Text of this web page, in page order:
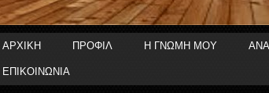
ΑΡΧΙΚΗ ΠΡΟΦΙΛ Η ΓΝΩΜΗ ΜΟΥ
ΕΠΙΚΟΙΝΩΝΙΑ